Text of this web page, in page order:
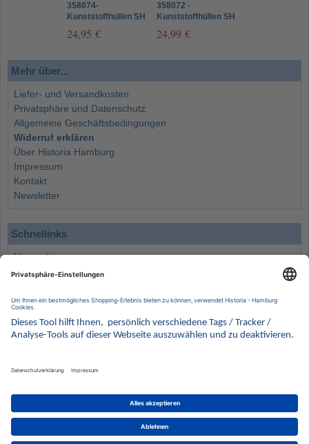
358074-
Kunststoffhüllen SH
Banknoten
24,95 €
358072 -
Kunststoffhüllen SH
Dokumente
24,99 €
Mehr über...
Liefer- und Versandkosten
Privatsphäre und Datenschutz
Allgemeine Geschäftsbedingungen
Widerruf erklären
Über Historia Hamburg
Impressum
Kontakt
Newsletter
Schnellinks
Monatsliste
Angebote
Wissenswertes
Kontakt
Wir behalten uns vor, für ausgewählte Münzen die Differenzbesteuerung gemäß § 25a UStG
anzuwenden.
Alle Angebote freibleibend solange der Vorrat reicht. Irrtum vorbehalten. Bilder sind
Beispielbilder